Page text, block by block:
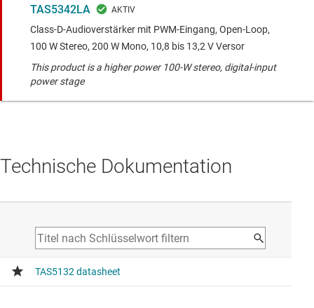
TAS5342LA
Class-D-Audioverstärker mit PWM-Eingang, Open-Loop,
100 W Stereo, 200 W Mono, 10,8 bis 13,2 V Versor
This product is a higher power 100-W stereo, digital-input
power stage
Technische Dokumentation